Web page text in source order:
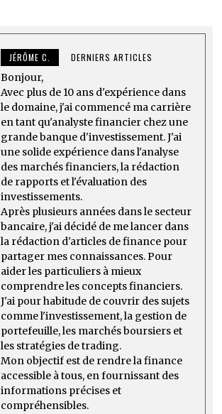
JÉRÔME C. DERNIERS ARTICLES
Bonjour,
Avec plus de 10 ans d'expérience dans
le domaine, j'ai commencé ma carrière
en tant qu'analyste financier chez une
grande banque d'investissement. J'ai
une solide expérience dans l'analyse
des marchés financiers, la rédaction
de rapports et l'évaluation des
investissements.
Après plusieurs années dans le secteur
bancaire, j'ai décidé de me lancer dans
la rédaction d'articles de finance pour
partager mes connaissances. Pour
aider les particuliers à mieux
comprendre les concepts financiers.
J'ai pour habitude de couvrir des sujets
comme l'investissement, la gestion de
portefeuille, les marchés boursiers et
les stratégies de trading.
Mon objectif est de rendre la finance
accessible à tous, en fournissant des
informations précises et
compréhensibles.